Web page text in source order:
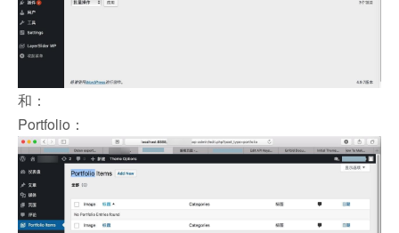
和：
Portfolio：